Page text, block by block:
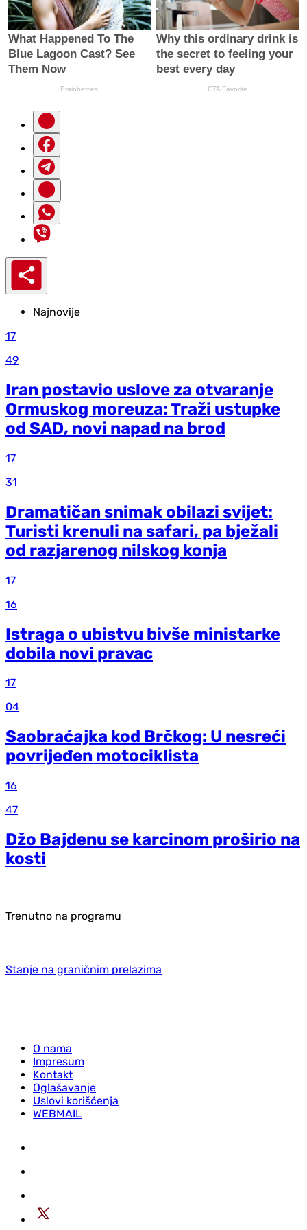
Najnovije
17
49
Iran postavio uslove za otvaranje
Ormuskog moreuza: Traži ustupke
od SAD, novi napad na brod
17
31
Dramatičan snimak obilazi svijet:
Turisti krenuli na safari, pa bježali
od razjarenog nilskog konja
17
16
Istraga o ubistvu bivše ministarke
dobila novi pravac
17
04
Saobraćajka kod Brčkog: U nesreći
povrijeđen motociklista
16
47
Džo Bajdenu se karcinom proširio na
kosti
Trenutno na programu
Stanje na graničnim prelazima
O nama
Impresum
Kontakt
Oglašavanje
Uslovi korišćenja
WEBMAIL